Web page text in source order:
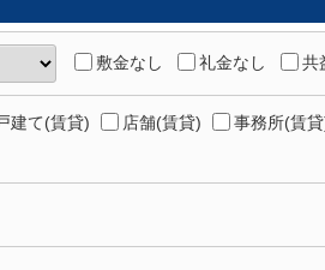
敷金なし 礼金なし 共
建て(賃貸) 店舗(賃貸) 事務所(賃